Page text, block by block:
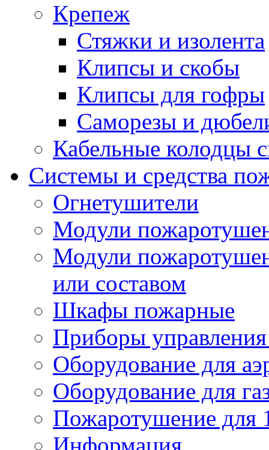
Крепеж
Стяжки и изолента
Клипсы и скобы
Клипсы для гофры
Саморезы и
Кабельные колодцы
Системы и средства
Огнетушители
Модули
Модули
или составом
Шкафы пожарные
Приборы
Оборудование для
Оборудование для
Пожаротушение для